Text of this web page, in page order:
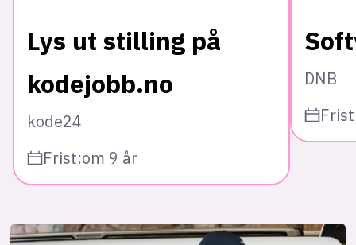
Lys ut stilling på
kodejobb.no
kode24
Frist:om 9 år
DNB